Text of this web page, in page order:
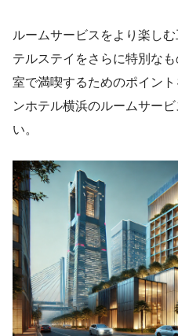
ルームサービスをより楽し
テルステイをさらに特別な
室で満喫するためのポイン
ンホテル横浜のルームサー
い。